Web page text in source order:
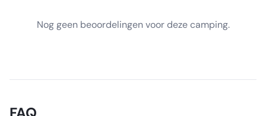
Nog geen beoordelingen voor deze camping.